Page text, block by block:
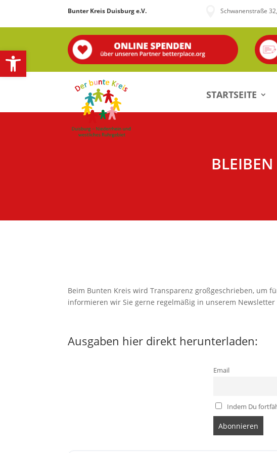
Open toolbar
Bunter Kreis Duisburg e.V. Schwanenstraße
STARTSEITE
Beim Bunten Kreis wird Transparenz großgeschrieben, um
informieren wir Sie gerne regelmäßig in unserem
Ausgaben hier direkt herunterladen:
Email
Indem Du